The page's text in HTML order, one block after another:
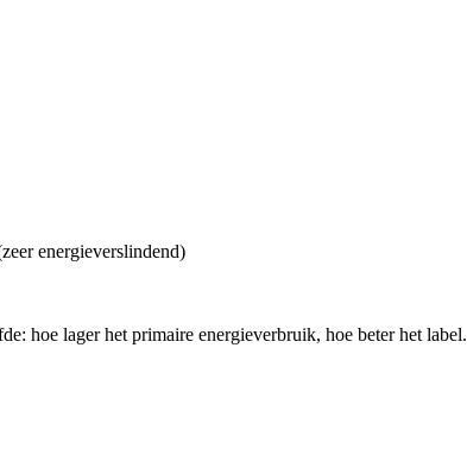
energieverslindend)
hoe lager het primaire energieverbruik, hoe beter het label.